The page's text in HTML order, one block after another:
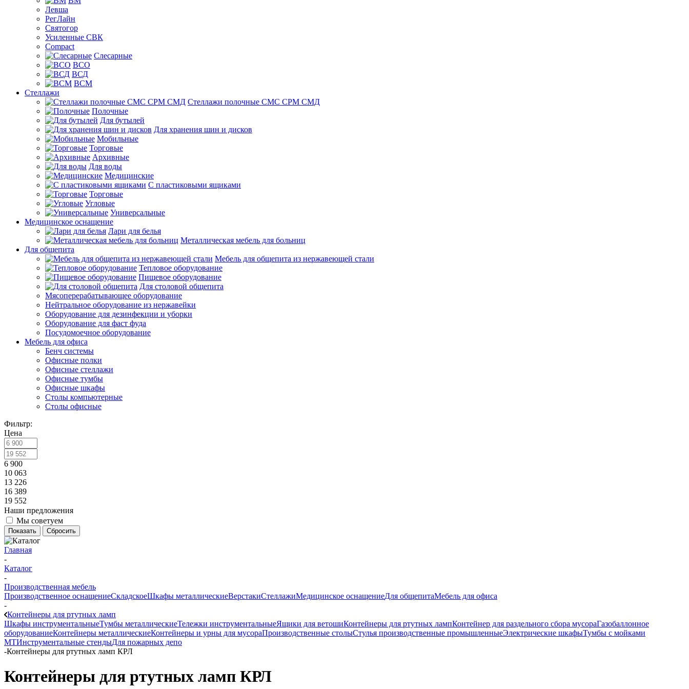
Левша
РегЛайн
Святогор
Усиленные СВК
Compact
Слесарные
ВСО
ВСД
ВСМ
Стеллажи
Стеллажи полочные СМС СРМ СМД
Полочные
Для бутылей
Для хранения шин и дисков
Мобильные
Торговые
Архивные
Для воды
Медицинские
С пластиковыми ящиками
Торговые
Угловые
Универсальные
Медицинское оснащение
Лари для белья
Металлическая мебель для больниц
Для общепита
Мебель для общепита из нержавеющей стали
Тепловое оборудование
Пищевое оборудование
Для столовой общепита
Мясоперерабатывающее оборудование
Нейтральное оборудование из нержавейки
Оборудование для дезинфекции и уборки
Оборудование для фаст фуда
Посудомоечное оборудование
Мебель для офиса
Бенч системы
Офисные полки
Офисные стеллажи
Офисные тумбы
Офисные шкафы
Столы компьютерные
Столы офисные
Фильтр:
Цена
6 900
10 063
13 226
16 389
19 552
Наши предложения
Мы советуем
Показать Сбросить
Главная
-
Каталог
-
Производственная мебель
Производственное оснащениеСкладскоеШкафы металлическиеВерстакиСтеллажиМедицинское оснащениеДля общепитаМебель для офиса
-
Контейнеры для ртутных ламп
Шкафы инструментальныеТумбы металлическиеТележки инструментальныеЯщики для ветошиКонтейнеры для ртутных лампКонтейнер для раздельного сбора мусораГазобаллонное
оборудованиеКонтейнеры металлическиеКонтейнеры и урны для мусораПроизводственные столыСтулья производственные промышленныеЭлектрические шкафыТумбы с мойками
МТИнструментальные стендыДля пожарных депо
-Контейнеры для ртутных ламп КРЛ
Контейнеры для ртутных ламп КРЛ